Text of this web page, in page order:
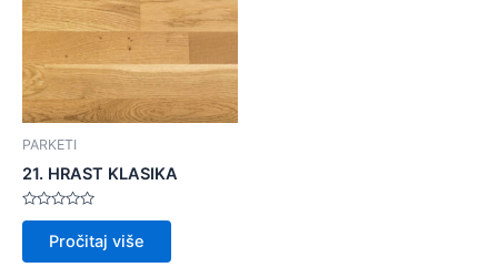
PARKETI
21. HRAST KLASIKA
Ocijenjeno
5
Pročitaj više